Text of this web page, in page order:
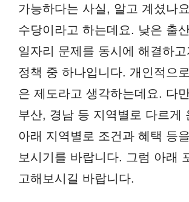
가능하다는 사실, 알고 계셨나
수당이라고 하는데요. 낮은 출
일자리 문제를 동시에 해결하
정책 중 하나입니다. 개인적으
은 제도라고 생각하는데요. 다
부산, 경남 등 지역별로 다르게
아래 지역별로 조건과 혜택 등
보시기를 바랍니다. 그럼 아래
고해보시길 바랍니다.